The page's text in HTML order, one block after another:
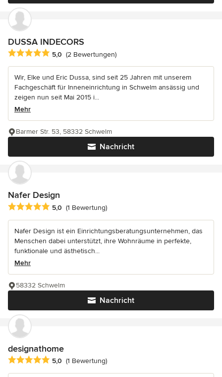
DUSSA INDECORS
Durchschnittliche Bewertung: 5 von 5 Sternen
5,0 (2 Bewertungen)
Wir, Elke und Eric Dussa, sind seit 25 Jahren mit unserem
Fachgeschäft für Inneneinrichtung in Schwelm ansässig und
zeigen nun seit Mai 2015 i...
Mehr
Nachricht
Barmer Str. 53, 58332 Schwelm
Nafer Design
Durchschnittliche Bewertung: 5 von 5 Sternen
5,0 (1 Bewertung)
Nafer Design ist ein Einrichtungsberatungsunternehmen, das
Menschen dabei unterstützt, ihre Wohnräume in perfekte,
funktionale und ästhetisch...
Mehr
Nachricht
58332 Schwelm
designathome
Durchschnittliche Bewertung: 5 von 5 Sternen
5,0 (1 Bewertung)